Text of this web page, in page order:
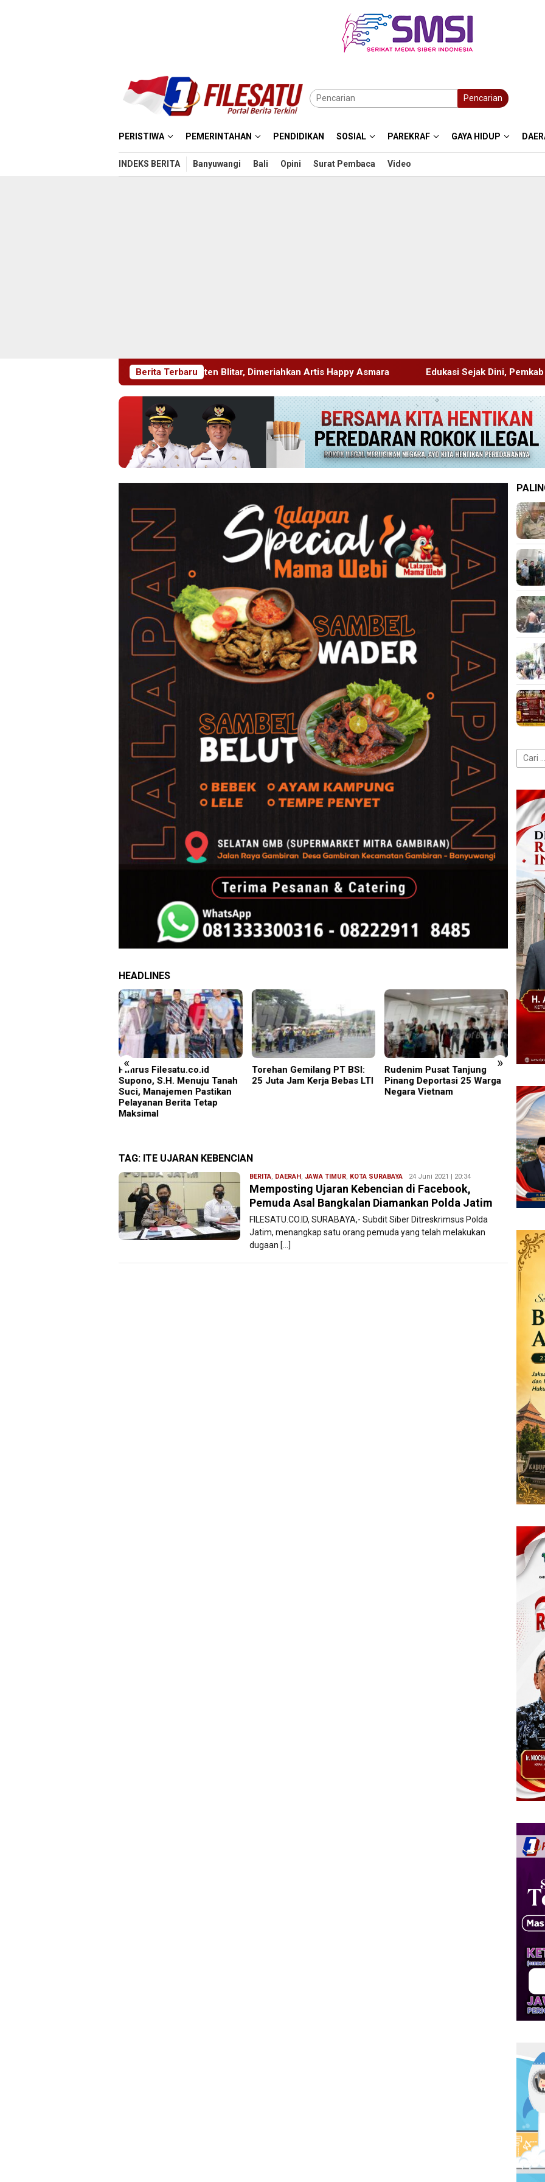
Pencarian
PERISTIWA PEMERINTAHAN PENDIDIKAN SOSIAL PAREKRAF GAYA HIDUP
INDEKS BERITA Banyuwangi Bali Opini Surat Pembaca Video
Berita Terbaru
Jadi Ke 702 Kabupaten Blitar, Dimeriahkan Artis Happy Asmara Edukasi Sejak Dini, Pemkab Sidoarjo Perkuat
HEADLINES
« »
Pimrus Filesatu.co.id
Supono, S.H. Menuju Tanah
Suci, Manajemen Pastikan
Pelayanan Berita Tetap
Maksimal
Torehan Gemilang PT BSI:
25 Juta Jam Kerja Bebas LTI
Rudenim Pusat Tanjung
Pinang Deportasi 25 Warga
Negara Vietnam
Dan
TAG: ITE UJARAN KEBENCIAN
BERITA, DAERAH , JAWA TIMUR, KOTA SURABAYA Redaksi
Filesatu
24 Juni 2021 | 20:34
Memposting Ujaran Kebencian di Facebook,
Pemuda Asal Bangkalan Diamankan Polda Jatim
FILESATU.CO.ID, SURABAYA,- Subdit Siber Ditreskrimsus Polda
Jatim, menangkap satu orang pemuda yang telah melakukan
dugaan […]
Cari
untuk: